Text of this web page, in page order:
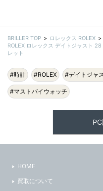
BRILLER TOP ロレックス ROLEX
ROLEX ロレックス デイトジャスト
レット
#時計 #ROLEX #デイトジャ
#マストバイウォッチ
HOME
買取について